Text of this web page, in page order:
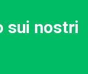
sui nostri